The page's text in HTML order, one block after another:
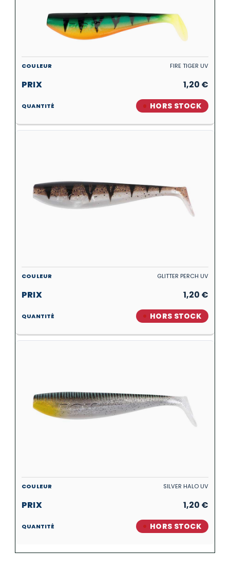
FIRE TIGER UV
1,20 €
HORS STOCK
GLITTER PERCH UV
1,20 €
HORS STOCK
SILVER HALO UV
1,20 €
HORS STOCK